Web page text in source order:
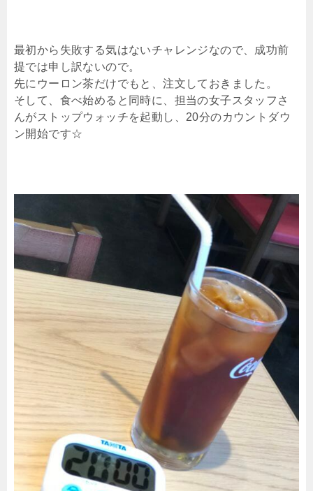
最初から失敗する気はないチャレンジなので、成功前
提では申し訳ないので。
先にウーロン茶だけでもと、注文しておきました。
そして、食べ始めると同時に、担当の女子スタッフさ
んがストップウォッチを起動し、20分のカウントダウ
ン開始です☆